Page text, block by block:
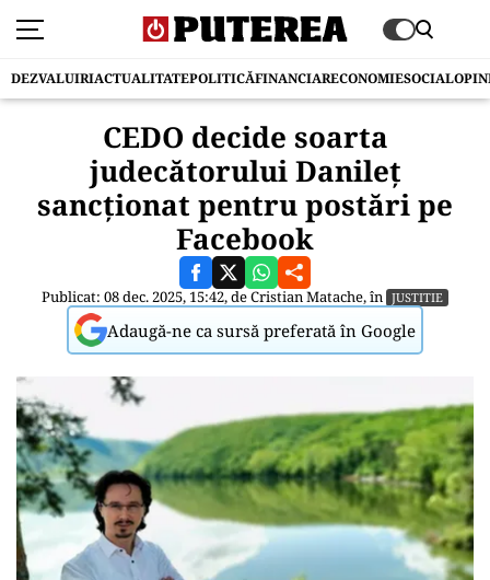
DEZVALUIRIACTUALITATEPOLITICĂFINANCIARECONOMIESOCIAL
CEDO decide soarta
judecătorului Danileț
sancționat pentru postări pe
Facebook
Publicat: 08 dec. 2025, 15:42, deCristian Matache, în JUSTITIE
Adaugă-ne ca sursă preferată în Google